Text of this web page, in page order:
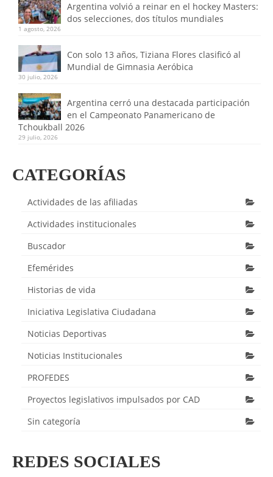
Argentina volvió a reinar en el hockey Masters:
dos selecciones, dos títulos mundiales
1 agosto, 2026
Con solo 13 años, Tiziana Flores clasificó al
Mundial de Gimnasia Aeróbica
30 julio, 2026
Argentina cerró una destacada participación
en el Campeonato Panamericano de
Tchoukball 2026
29 julio, 2026
CATEGORÍAS
Actividades de las afiliadas
Actividades institucionales
Buscador
Efemérides
Historias de vida
Iniciativa Legislativa Ciudadana
Noticias Deportivas
Noticias Institucionales
PROFEDES
Proyectos legislativos impulsados por CAD
Sin categoría
REDES SOCIALES